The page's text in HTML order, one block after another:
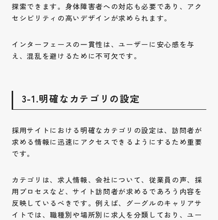
探索できます。身体障害者への対応も必要であり、アク
セシビリティの高いデザインが求められます。
インターフェースの一貫性は、ユーザーに安心感を与
え、混乱を避けるために不可欠です。
3-1.明確なカテゴリの設定
採用サイトにおける明確なカテゴリの設定は、訪問者が
求める情報に迅速にアクセスできるようにするため重要
です。
カテゴリは、求人情報、会社について、従業員の声、採
用プロセスなど、サイト訪問者が求めるであろう内容を
反映しているべきです。例えば、グーグルのキャリアサ
イトでは、職種別や場所別に求人を分類しており、ユー